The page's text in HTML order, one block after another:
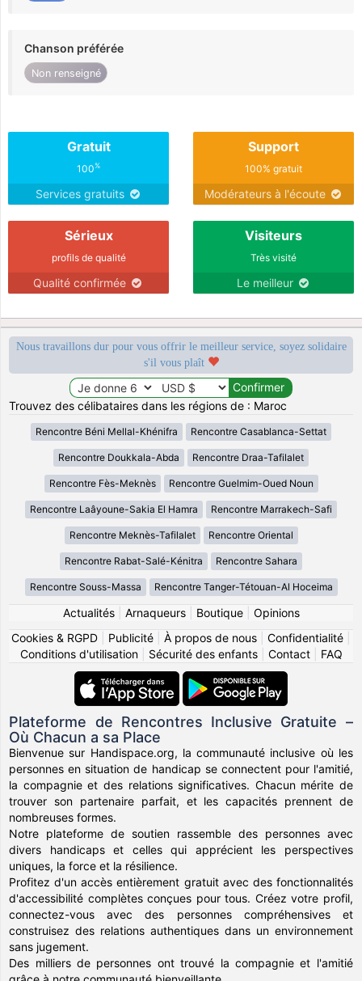
Chanson préférée
Non renseigné
Gratuit
100%
Services gratuits
Support
100% gratuit
Modérateurs à l'écoute
Sérieux
profils de qualité
Qualité confirmée
Visiteurs
Très visité
Le meilleur
Nous travaillons dur pour vous offrir le meilleur service, soyez solidaire
s'il vous plaît
Trouvez des célibataires dans les régions de : Maroc
Rencontre Béni Mellal-Khénifra Rencontre Casablanca-Settat
Rencontre Doukkala-Abda Rencontre Draa-Tafilalet
Rencontre Fès-Meknès Rencontre Guelmim-Oued Noun
Rencontre Laâyoune-Sakia El Hamra Rencontre Marrakech-Safi
Rencontre Meknès-Tafilalet Rencontre Oriental
Rencontre Rabat-Salé-Kénitra Rencontre Sahara
Rencontre Souss-Massa Rencontre Tanger-Tétouan-Al Hoceima
Actualités| Arnaqueurs| Boutique| Opinions
Cookies & RGPD
Publicité À propos de nous Confidentialité
Conditions d'utilisation| Sécurité des enfants| Contact| FAQ
Plateforme de Rencontres Inclusive Gratuite –
Où Chacun a sa Place
Bienvenue sur Handispace.org, la communauté inclusive où les
personnes en situation de handicap se connectent pour l'amitié,
la compagnie et des relations significatives. Chacun mérite de
trouver son partenaire parfait, et les capacités prennent de
nombreuses formes.
Notre plateforme de soutien rassemble des personnes avec
divers handicaps et celles qui apprécient les perspectives
uniques, la force et la résilience.
Profitez d'un accès entièrement gratuit avec des fonctionnalités
d'accessibilité complètes conçues pour tous. Créez votre profil,
connectez-vous avec des personnes compréhensives et
construisez des relations authentiques dans un environnement
sans jugement.
Des milliers de personnes ont trouvé la compagnie et l'amitié